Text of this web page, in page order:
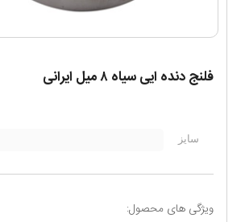
فلنج دنده ایی سیاه ۸ میل ایرانی
سایز
ویژگی های محصول: